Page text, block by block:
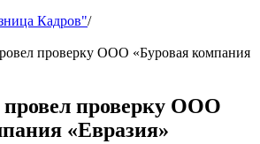
Кадров"/
проверку ООО «Буровая компания
провел проверку ООО
«Евразия»